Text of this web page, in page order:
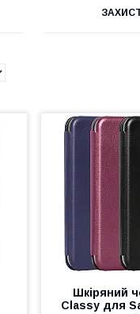
Шкіряний
Classy для